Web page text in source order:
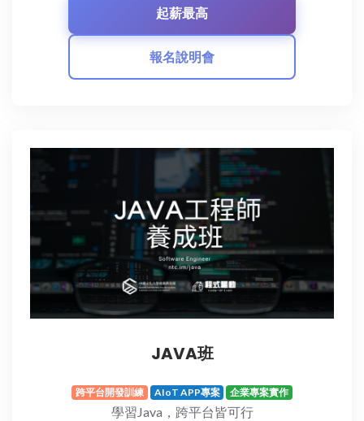
報名說明會
JAVA班
跨平台開發訓練 AIoT APP專案 企業專案實作
學習Java，跨平台皆可行